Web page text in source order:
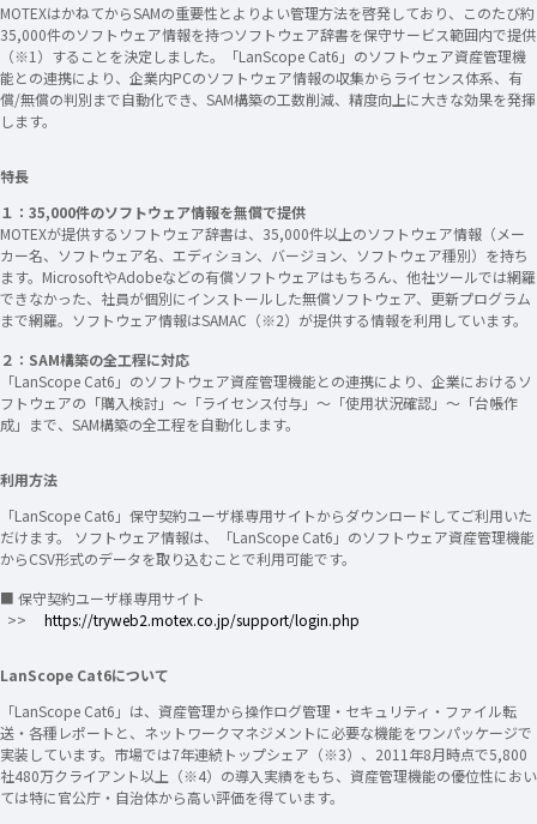
MOTEXはかねてからSAMの重要性とよりよい管理方法を啓発しており、このたび約
35,000件のソフトウェア情報を持つソフトウェア辞書を保守サービス範囲内で提供
（※1）することを決定しました。「LanScope Cat6」のソフトウェア資産管理機
能との連携により、企業内PCのソフトウェア情報の収集からライセンス体系、有
償/無償の判別まで自動化でき、SAM構築の工数削減、精度向上に大きな効果を発揮
します。
特長
１：35,000件のソフトウェア情報を無償で提供
MOTEXが提供するソフトウェア辞書は、35,000件以上のソフトウェア情報（メー
カー名、ソフトウェア名、エディション、バージョン、ソフトウェア種別）を持ち
ます。MicrosoftやAdobeなどの有償ソフトウェアはもちろん、他社ツールでは網羅
できなかった、社員が個別にインストールした無償ソフトウェア、更新プログラム
まで網羅。ソフトウェア情報はSAMAC（※2）が提供する情報を利用しています。
２：SAM構築の全工程に対応
「LanScope Cat6」のソフトウェア資産管理機能との連携により、企業におけるソ
フトウェアの「購入検討」～「ライセンス付与」～「使用状況確認」～「台帳作
成」まで、SAM構築の全工程を自動化します。
利用方法
「LanScope Cat6」保守契約ユーザ様専用サイトからダウンロードしてご利用いた
だけます。 ソフトウェア情報は、「LanScope Cat6」のソフトウェア資産管理機能
からCSV形式のデータを取り込むことで利用可能です。
■ 保守契約ユーザ様専用サイト
>>
https://tryweb2.motex.co.jp/support/login.php
LanScope Cat6について
「LanScope Cat6」は、資産管理から操作ログ管理・セキュリティ・ファイル転
送・各種レポートと、ネットワークマネジメントに必要な機能をワンパッケージで
実装しています。市場では7年連続トップシェア（※3）、2011年8月時点で5,800
社480万クライアント以上（※4）の導入実績をもち、資産管理機能の優位性におい
ては特に官公庁・自治体から高い評価を得ています。